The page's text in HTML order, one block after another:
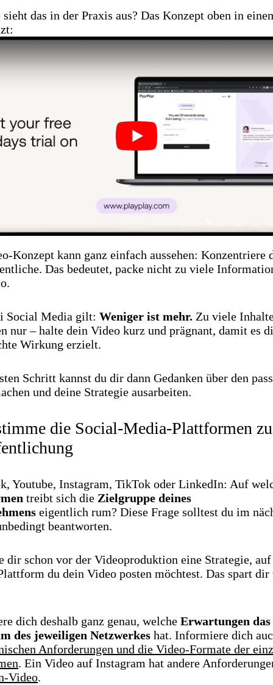
das in der Praxis aus? Das Konzept oben in
Play
Konzept kann ganz einfach aussehen: Konzentriere
Das bedeutet, packe nicht zu viele
Social Media gilt: Weniger ist mehr. Zu viele
nur – halte dein Video kurz und prägnant, damit es
Wirkung erzielt.
Schritt kannst du dir dann Gedanken über den
und deine Strategie ausarbeiten.
die Social-Media-Plattformen
Youtube, Instagram, TikTok oder LinkedIn: Auf
treibt sich die Zielgruppe deines
eigentlich rum? Diese Frage solltest du im
beantworten.
dir schon vor der Videoproduktion eine Strategie,
du dein Video posten möchtest. Das spart
dich deshalb ganz genau, welche Erwartungen das
des jeweiligen Netzwerkes hat. Informiere dich
Anforderungen und die Video-Formate der
. Ein Video auf Instagram hat andere
Video.